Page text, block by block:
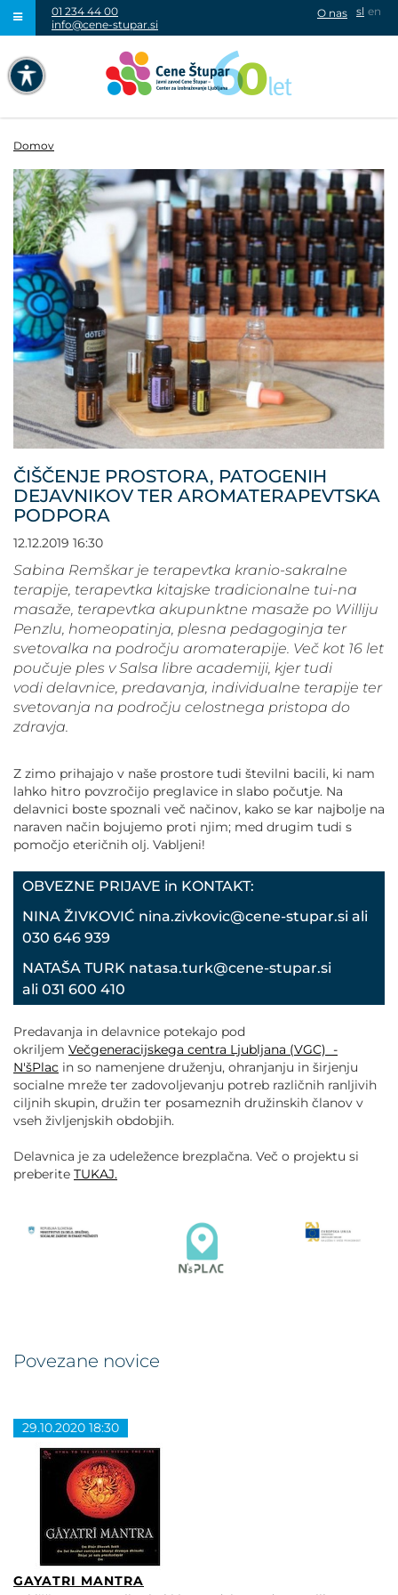
NAVIGACIJA PREKO TIPKOVNICE
VISOK KONTRAST
SIVINE
POVEČAJ PISAVO
POMANJŠAJ PISAVO
OZNAČI NASLOVE
OZNAČI POVEZAVE
PODČRTAJ POVEZAVE
ZEMLJEVID STRANI
IZJAVA O DOSTOPNOSTI
01 234 44 00
info@cene-stupar.si
sl en
O nas
Domov
ČIŠČENJE PROSTORA, PATOGENIH
DEJAVNIKOV TER AROMATERAPEVTSKA
PODPORA
12.12.2019 16:30
Sabina Remškar je terapevtka kranio-sakralne
terapije, terapevtka kitajske tradicionalne tui-na
masaže, terapevtka akupunktne masaže po Williju
Penzlu, homeopatinja, plesna pedagoginja ter
svetovalka na področju aromaterapije. Več kot 16 let
poučuje ples v Salsa libre academiji, kjer tudi
vodi delavnice, predavanja, individualne terapije ter
svetovanja na področju celostnega pristopa do
zdravja.
Z zimo prihajajo v naše prostore tudi številni bacili, ki nam
lahko hitro povzročijo preglavice in slabo počutje. Na
delavnici boste spoznali več načinov, kako se kar najbolje na
naraven način bojujemo proti njim; med drugim tudi s
pomočjo eteričnih olj. Vabljeni!
OBVEZNE PRIJAVE in KONTAKT:
NINA ŽIVKOVIĆ nina.zivkovic@cene-stupar.si ali
030 646 939
NATAŠA TURK natasa.turk@cene-stupar.si
ali 031 600 410
Predavanja in delavnice potekajo pod
okriljem Večgeneracijskega centra Ljubljana (VGC) -
N'šPlac in so namenjene druženju, ohranjanju in širjenju
socialne mreže ter zadovoljevanju potreb različnih ranljivih
ciljnih skupin, družin ter posameznih družinskih članov v
vseh življenjskih obdobjih.
Delavnica je za udeležence brezplačna. Več o projektu si
preberite TUKAJ.
Povezane novice
29.10.2020 18:30
GAYATRI MANTRA